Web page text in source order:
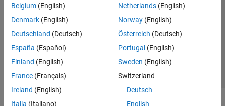
Belgium (English)
Denmark (English)
Deutschland (Deutsch)
España (Español)
Finland (English)
France (Français)
Ireland (English)
Italia (Italiano)
Netherlands(English)
Norway(English)
Österreich (Deutsch)
Portugal (English)
Sweden (English)
Switzerland
Deutsch
English
Lutte anti-piratage
Contacts locaux
© 1994-2026 The MathWorks, Inc.